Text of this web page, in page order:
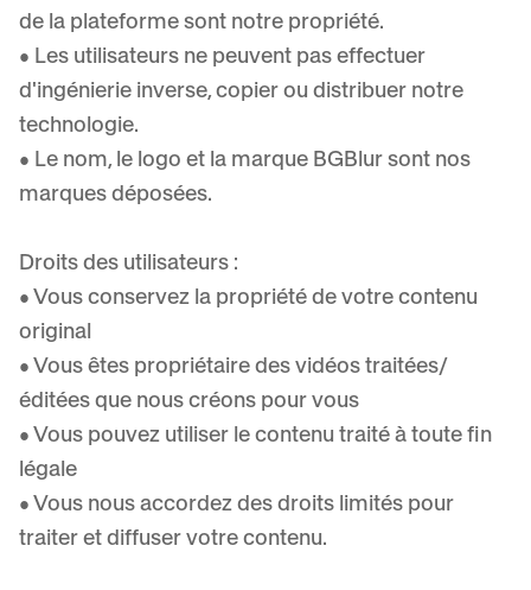
de la plateforme sont notre propriété.
• Les utilisateurs ne peuvent pas effectuer
d'ingénierie inverse, copier ou distribuer notre
technologie.
• Le nom, le logo et la marque BGBlur sont nos
marques déposées.
Droits des utilisateurs :
• Vous conservez la propriété de votre contenu
original
• Vous êtes propriétaire des vidéos traitées/
éditées que nous créons pour vous
• Vous pouvez utiliser le contenu traité à toute fin
légale
• Vous nous accordez des droits limités pour
traiter et diffuser votre contenu.